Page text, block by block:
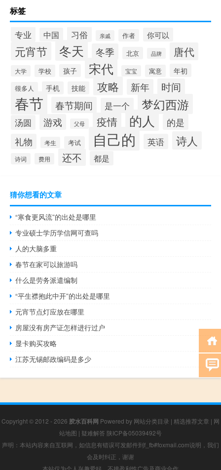
标签
专业 中国 习俗 亲戚 作者 你可以
元宵节 冬天 冬季 北京 品牌 唐代
大学 学校 孩子 宋代 宝宝 寓意 年初
很多人 手机 技能 攻略 新年 时间
春节 春节期间 是一个 梦幻西游
汤圆 游戏 父母 疫情 的人 的是
礼物 考生 考试 自己的 英语 诗人
诗词 费用 还不 都是
猜你想看的文章
“寒食更风流”的出处是哪里
专业硕士学历学信网可查吗
人的大脑多重
春节在家可以旅游吗
什么是劳务派遣编制
“平生襟抱此中开”的出处是哪里
元宵节点灯应放在哪里
房屋没有房产证怎样进行过户
显卡购买攻略
江苏无锡邮政编码是多少
Copyright © 2012 - 2026 胶水百科网 Powered by 网站分类目录 | 精选推荐文章 | 网
站地图 | 疑难解答 陕ICP备05039492号
声明：本站内容来自互联网，如信息有错误可发邮件到f_fb#foxmail.com说明，我们
会及时纠正，谢谢